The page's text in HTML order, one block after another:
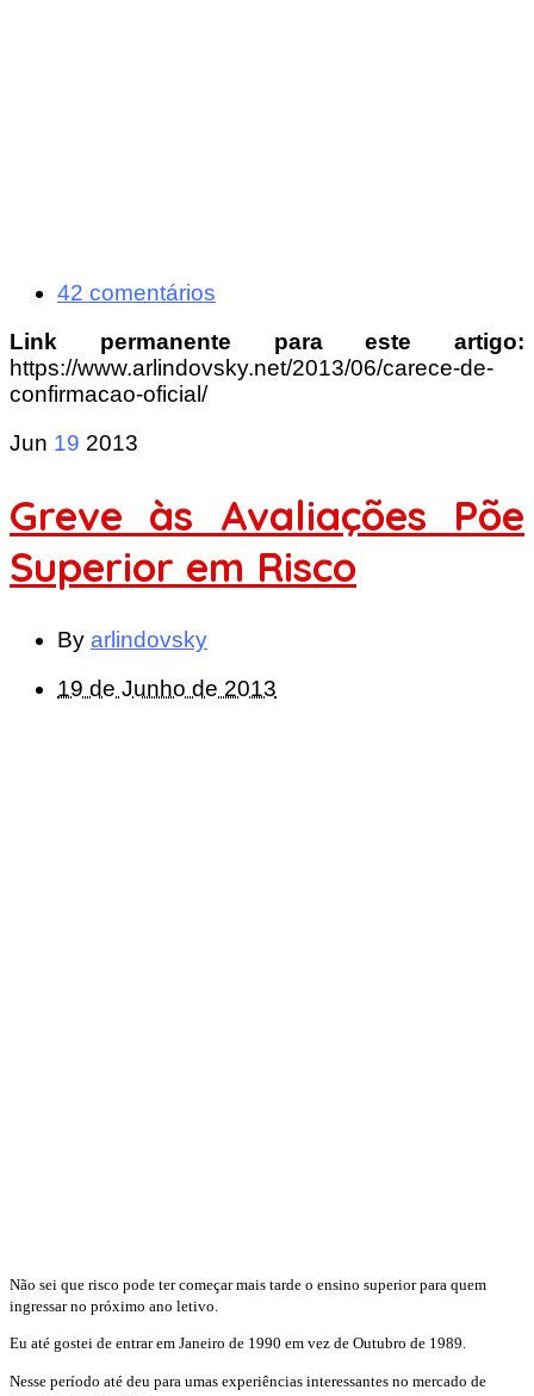
42 comentários
Link permanente para este artigo:
https://www.arlindovsky.net/2013/06/carece-de-
confirmacao-oficial/
Jun 19 2013
Greve às Avaliações Põe
Superior em Risco
By arlindovsky
19 de Junho de 2013
Não sei que risco pode ter começar mais tarde o ensino superior para quem
ingressar no próximo ano letivo.
Eu até gostei de entrar em Janeiro de 1990 em vez de Outubro de 1989.
Nesse período até deu para umas experiências interessantes no mercado de